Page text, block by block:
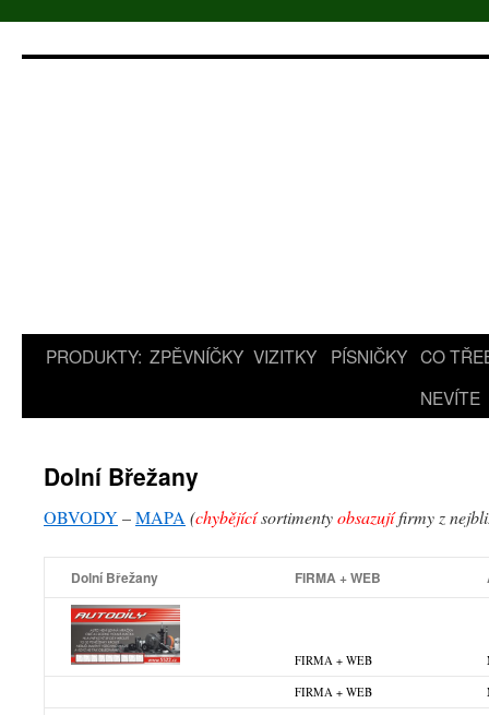
PRODUKTY: ZPĚVNÍČKY VIZITKY PÍSNIČKY CO
NEVÍTE
Dolní Břežany
OBVODY –MAPA (chybějícísortimentyobsazujífirmy z
Dolní Břežany FIRMA + WEB
FIRMA + WEB
FIRMA + WEB